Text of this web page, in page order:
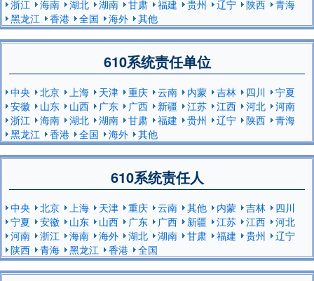
浙江
海南 湖北 湖南 甘肃 福建 贵州 辽宁 陕西
青海
黑龙江
香港 全国 海外 其他
610系统责任单位
中央 北京 上海 天津 重庆 云南 内蒙 吉林 四川
宁夏
安徽
山东 山西 广东 广西 新疆 江苏 江西 河北
河南
浙江
海南 湖北 湖南 甘肃 福建 贵州 辽宁 陕西
青海
黑龙江
香港 全国 海外 其他
610系统责任人
中央 北京 上海 天津 重庆 云南 其他 内蒙 吉林
四川
宁夏
安徽 山东 山西 广东 广西 新疆 江苏 江西
河北
河南
浙江 海南 海外 湖北 湖南 甘肃 福建 贵州
辽宁
陕西
青海 黑龙江 香港 全国